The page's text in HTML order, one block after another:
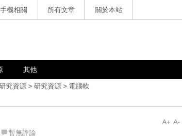
手機相關 所有文章 關於本站
其他
究資源 > 研究資源 > 電腦軟
A-
A+
暫無評論